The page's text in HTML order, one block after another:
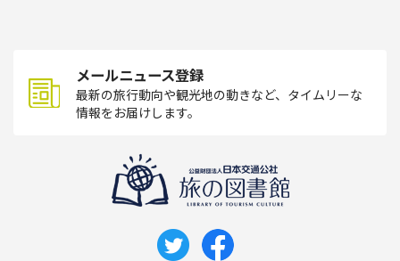
メールニュース登録
最新の旅行動向や観光地の動きなど、タイムリーな
情報をお届けします。